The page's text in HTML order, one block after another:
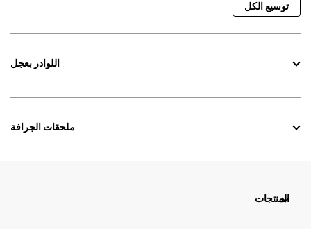
توسيع الكل
اللوادر بعجل
ملحقات الجرافة
المنتجات